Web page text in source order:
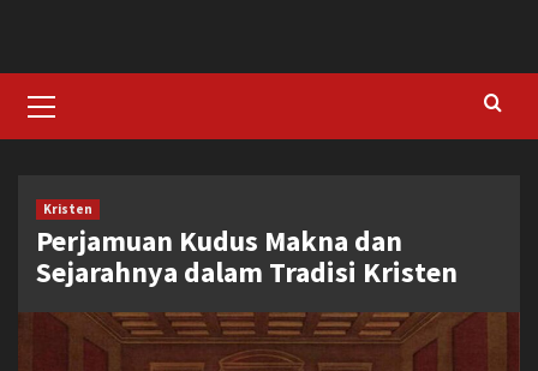
content
Menu
Kristen
Perjamuan Kudus Makna dan
Sejarahnya dalam Tradisi Kristen